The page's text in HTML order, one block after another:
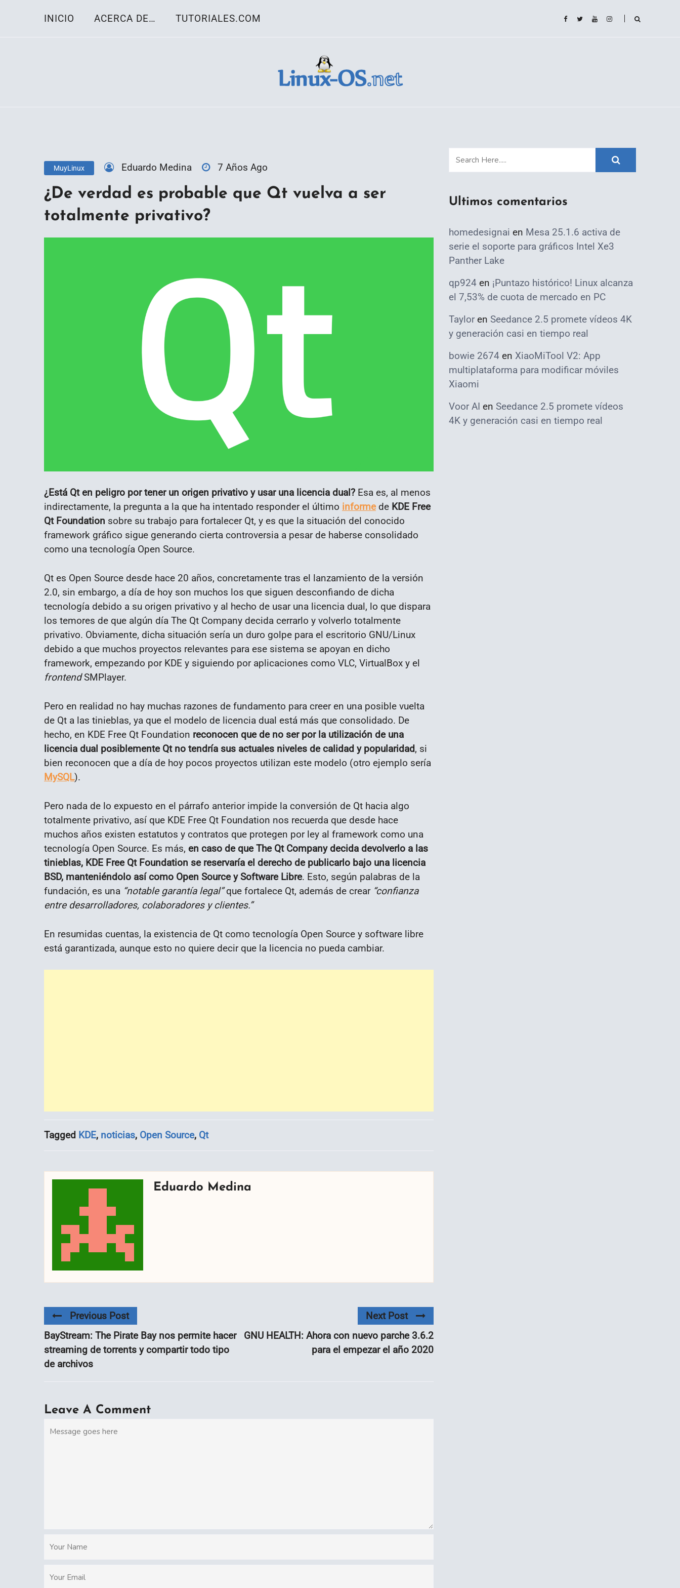
INICIO ACERCA DE… TUTORIALES.COM
MuyLinux Eduardo Medina 7 Años Ago
¿De verdad es probable que Qt vuelva a ser
totalmente privativo?
¿Está Qt en peligro por tener un origen privativo y usar una licencia dual? Esa es, al menos
indirectamente, la pregunta a la que ha intentado responder el último informede KDE Free
Qt Foundation sobre su trabajo para fortalecer Qt, y es que la situación del conocido
framework gráfico sigue generando cierta controversia a pesar de haberse consolidado
como una tecnología Open Source.
Qt es Open Source desde hace 20 años, concretamente tras el lanzamiento de la versión
2.0, sin embargo, a día de hoy son muchos los que siguen desconfiando de dicha
tecnología debido a su origen privativo y al hecho de usar una licencia dual, lo que dispara
los temores de que algún día The Qt Company decida cerrarlo y volverlo totalmente
privativo. Obviamente, dicha situación sería un duro golpe para el escritorio GNU/Linux
debido a que muchos proyectos relevantes para ese sistema se apoyan en dicho
framework, empezando por KDE y siguiendo por aplicaciones como VLC, VirtualBox y el
frontendSMPlayer.
Pero en realidad no hay muchas razones de fundamento para creer en una posible vuelta
de Qt a las tinieblas, ya que el modelo de licencia dual está más que consolidado. De
hecho, en KDE Free Qt Foundation reconocen que de no ser por la utilización de una
licencia dual posiblemente Qt no tendría sus actuales niveles de calidad y popularidad, si
bien reconocen que a día de hoy pocos proyectos utilizan este modelo (otro ejemplo sería
MySQL).
Pero nada de lo expuesto en el párrafo anterior impide la conversión de Qt hacia algo
totalmente privativo, así que KDE Free Qt Foundation nos recuerda que desde hace
muchos años existen estatutos y contratos que protegen por ley al framework como una
tecnología Open Source. Es más, en caso de que The Qt Company decida devolverlo a las
tinieblas, KDE Free Qt Foundation se reservaría el derecho de publicarlo bajo una licencia
BSD, manteniéndolo así como Open Source y Software Libre. Esto, según palabras de la
fundación, es una “notable garantía legal”que fortalece Qt, además de crear “confianza
entre desarrolladores, colaboradores y clientes.”
En resumidas cuentas, la existencia de Qt como tecnología Open Source y software libre
está garantizada, aunque esto no quiere decir que la licencia no pueda cambiar.
Tagged KDE, noticias, Open Source, Qt
Eduardo Medina
Previous Post
BayStream: The Pirate Bay nos permite hacer
streaming de torrents y compartir todo tipo
de archivos
Next Post
GNU HEALTH: Ahora con nuevo parche 3.6.2
para el empezar el año 2020
Leave A Comment
Ultimos comentarios
homedesignai en Mesa 25.1.6 activa de
serie el soporte para gráficos Intel Xe3
Panther Lake
qp924 en ¡Puntazo histórico! Linux alcanza
el 7,53% de cuota de mercado en PC
Taylor en Seedance 2.5 promete vídeos 4K
y generación casi en tiempo real
bowie 2674 en XiaoMiTool V2: App
multiplataforma para modificar móviles
Xiaomi
Voor AI en Seedance 2.5 promete vídeos
4K y generación casi en tiempo real